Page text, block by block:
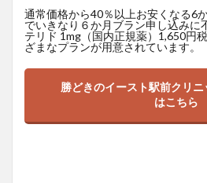
通常価格から40％以上お安くなる6
でいきなり６か月ブラン申し込みに
テリド 1mg（国内正規薬）1,650円
ざまなプランが用意されています。
勝どきのイースト駅前クリニ
はこちら